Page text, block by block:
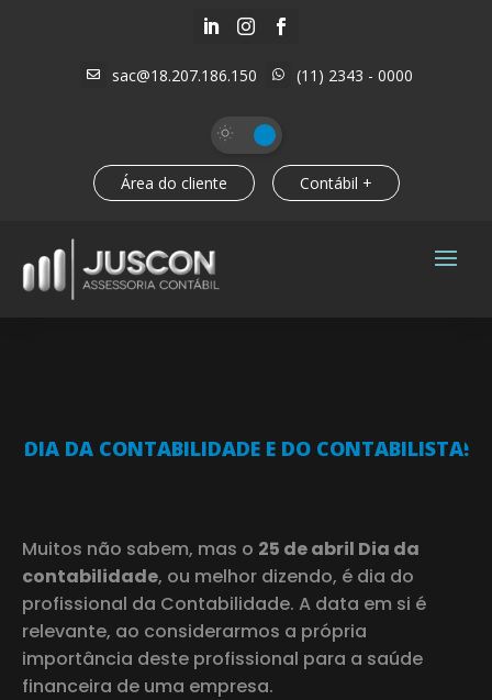
  
 sac@18.207.186.150  (11) 2343 - 0000
Área do cliente Contábil +
DIA DA CONTABILIDADE E DO CONTABILISTA!
Muitos não sabem, mas o 25 de abril Dia da
contabilidade, ou melhor dizendo, é dia do
profissional da Contabilidade. A data em si é
relevante, ao considerarmos a própria
importância deste profissional para a saúde
financeira de uma empresa.